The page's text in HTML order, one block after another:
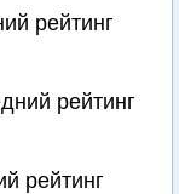
рейтинг
рейтинг
рейтинг